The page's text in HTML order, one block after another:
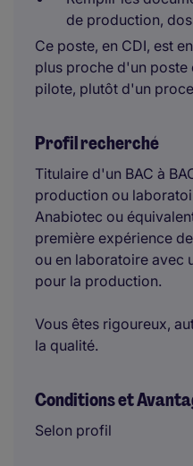
de production,
Ce poste, en CDI, est
plus proche d'un poste
pilote, plutôt d'un
Profil recherché
Titulaire d'un BAC à
production ou
Anabiotec ou
première expérience
ou en laboratoire avec
pour la production.
Vous êtes rigoureux,
la qualité.
Conditions et
Selon profil